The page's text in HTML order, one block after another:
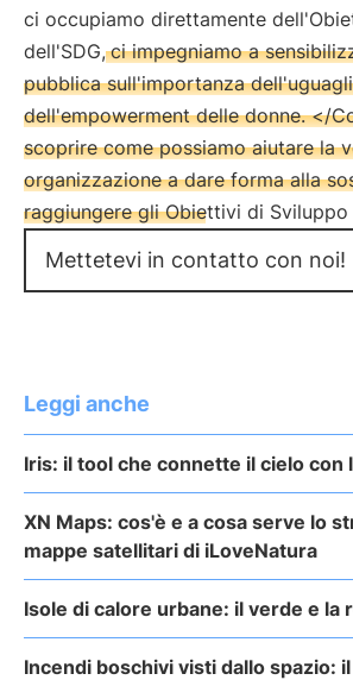
ci occupiamo direttamente
dell'SDG, ci impegniamo a
pubblica sull'importanza
dell'empowerment delle donne. </
scoprire come possiamo aiutare la
organizzazione a dare forma alla
raggiungere gli Obiettivi di Sviluppo
Mettetevi in contatto con noi!
Leggi anche
Iris: il tool che connette il cielo con
XN Maps: cos'è e a cosa serve lo
mappe satellitari di iLoveNatura
Isole di calore urbane: il verde e
Incendi boschivi visti dallo spazio: